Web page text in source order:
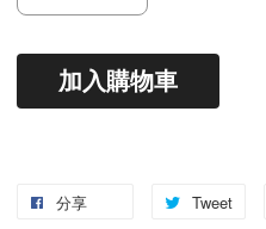
加入購物車
分享 Tweet